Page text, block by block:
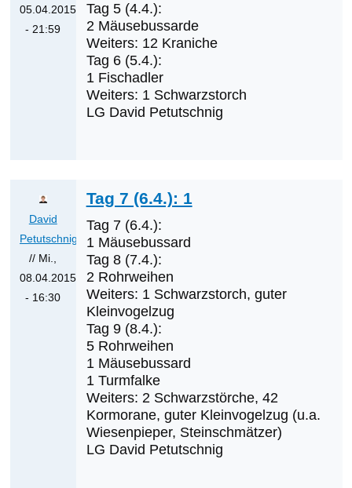
05.04.2015
- 21:59
Klaus
Cerjak
Tag 5 (4.4.):
2 Mäusebussarde
Weiters: 12 Kraniche
Tag 6 (5.4.):
1 Fischadler
Weiters: 1 Schwarzstorch
LG David Petutschnig
David
Petutschnig
// Mi.,
08.04.2015
- 16:30
Erstnachweise
Tag 7 (6.4.): 1
Tag 7 (6.4.):
1 Mäusebussard
Tag 8 (7.4.):
2 Rohrweihen
Weiters: 1 Schwarzstorch, guter
Kleinvogelzug
Tag 9 (8.4.):
5 Rohrweihen
1 Mäusebussard
1 Turmfalke
Weiters: 2 Schwarzstörche, 42
Kormorane, guter Kleinvogelzug (u.a.
Wiesenpieper, Steinschmätzer)
LG David Petutschnig